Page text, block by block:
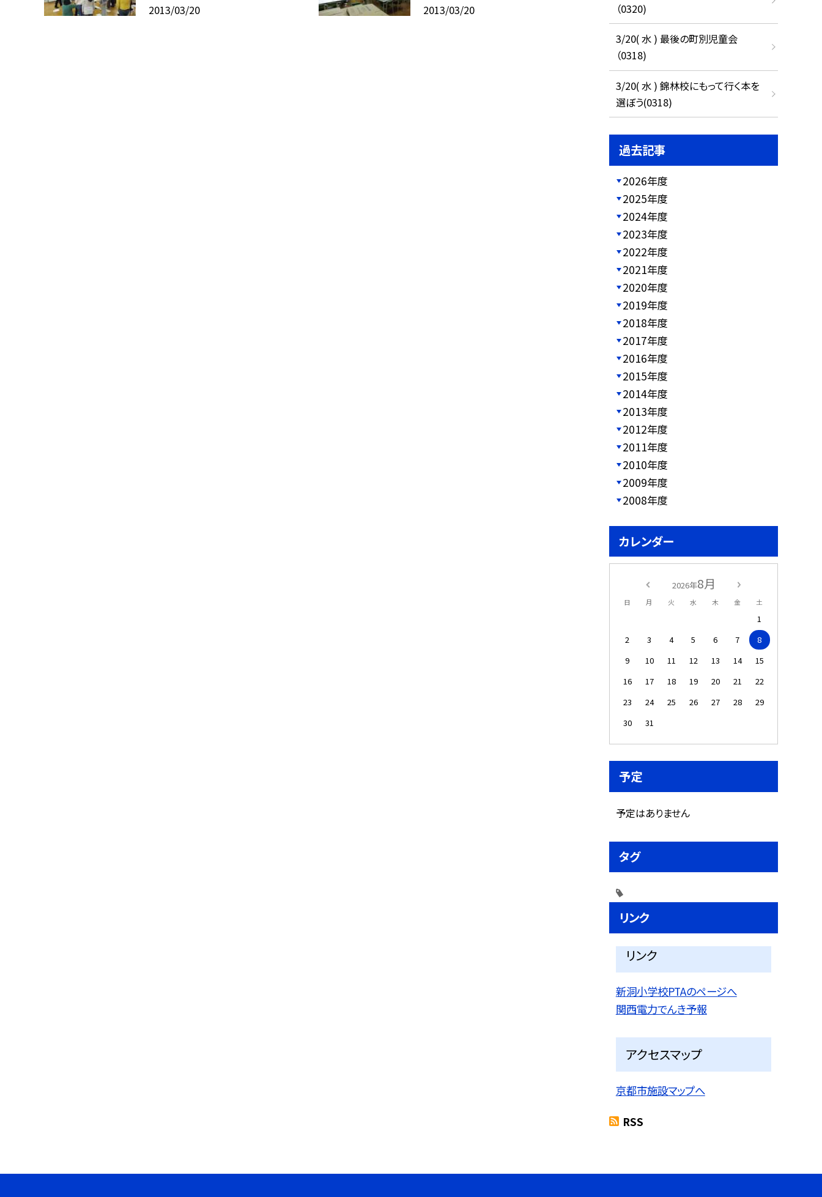
2013/03/20
2013/03/20
（0320)
3/20( 水 ) 最後の町別児童会
（0318)
3/20( 水 ) 錦林校にもって行く本を
選ぼう(0318)
過去記事
2026年度
2025年度
2024年度
2023年度
2022年度
2021年度
2020年度
2019年度
2018年度
2017年度
2016年度
2015年度
2014年度
2013年度
2012年度
2011年度
2010年度
2009年度
2008年度
カレンダー
2026年8月
日 月 火 水 木 金 土
1
2
3 4 5 6 7
8
9
10 11 12 13 14
15
16
17 18 19 20 21
22
23
24 25 26 27 28
29
30
31
予定
予定はありません
タグ
リンク
リンク
新洞小学校PTAのページへ
関西電力でんき予報
アクセスマップ
京都市施設マップへ
RSS